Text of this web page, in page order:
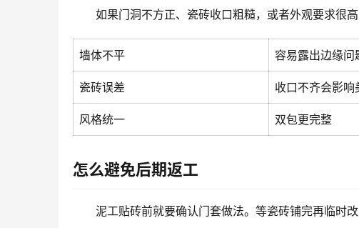
如果门洞不方正、瓷砖收口粗糙，或者外观要求很
墙体不平 容易露出边缘问
瓷砖误差 收口不齐会影响
风格统一 双包更完整
怎么避免后期返工
泥工贴砖前就要确认门套做法。等瓷砖铺完再临时